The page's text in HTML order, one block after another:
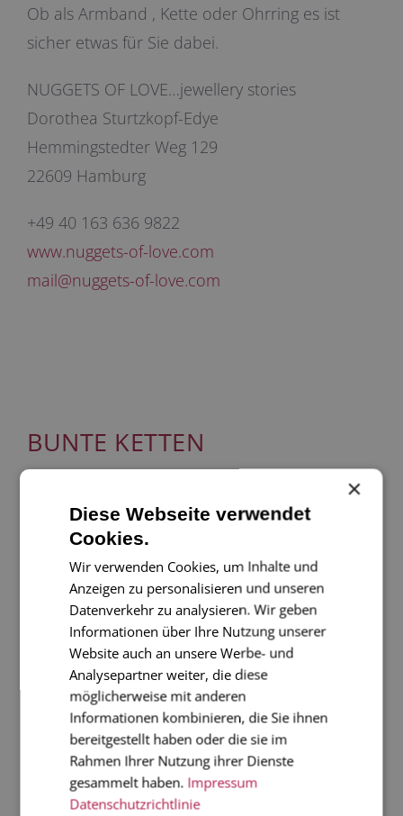
Ob als Armband , Kette oder Ohrring es ist
sicher etwas für Sie dabei.
NUGGETS OF LOVE…jewellery stories
Dorothea Sturtzkopf-Edye
Hemmingstedter Weg 129
22609 Hamburg
+49 40 163 636 9822
www.nuggets-of-love.com
mail@nuggets-of-love.com
BUNTE KETTEN
×
Diese Webseite verwendet
Cookies.
Wir verwenden Cookies, um Inhalte und
Anzeigen zu personalisieren und unseren
Datenverkehr zu analysieren. Wir geben
Informationen über Ihre Nutzung unserer
Website auch an unsere Werbe- und
Analysepartner weiter, die diese
möglicherweise mit anderen
Informationen kombinieren, die Sie ihnen
bereitgestellt haben oder die sie im
Rahmen Ihrer Nutzung ihrer Dienste
gesammelt haben. Impressum
Datenschutzrichtlinie